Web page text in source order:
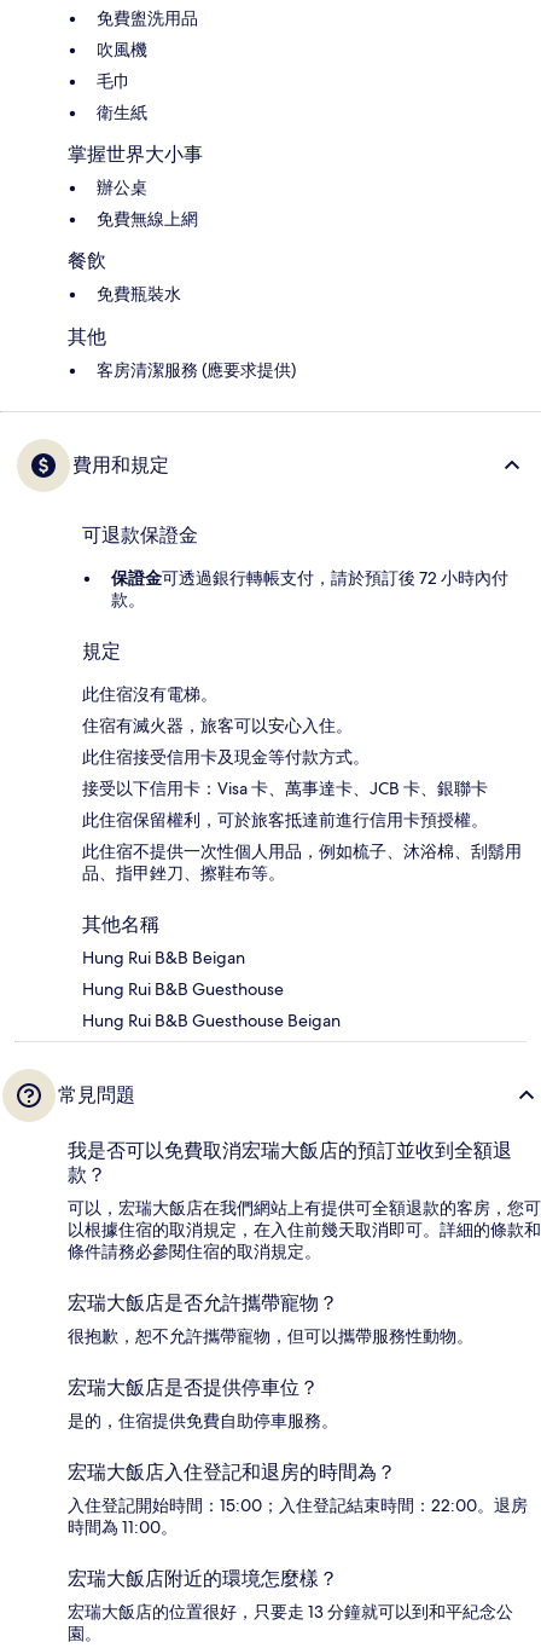
免費盥洗用品
吹風機
毛巾
衛生紙
掌握世界大小事
辦公桌
免費無線上網
餐飲
免費瓶裝水
其他
客房清潔服務 (應要求提供)
費用和規定
可退款保證金
保證金可透過銀行轉帳支付，請於預訂後 72 小時內付
款。
規定
此住宿沒有電梯。
住宿有滅火器，旅客可以安心入住。
此住宿接受信用卡及現金等付款方式。
接受以下信用卡：Visa 卡、萬事達卡、JCB 卡、銀聯卡
此住宿保留權利，可於旅客抵達前進行信用卡預授權。
此住宿不提供一次性個人用品，例如梳子、沐浴棉、刮鬍用
品、指甲銼刀、擦鞋布等。
其他名稱
Hung Rui B&B Beigan
Hung Rui B&B Guesthouse
Hung Rui B&B Guesthouse Beigan
常見問題
我是否可以免費取消宏瑞大飯店的預訂並收到全額退
款？
可以，宏瑞大飯店在我們網站上有提供可全額退款的客房，您可
以根據住宿的取消規定，在入住前幾天取消即可。詳細的條款和
條件請務必參閱住宿的取消規定。
宏瑞大飯店是否允許攜帶寵物？
很抱歉，恕不允許攜帶寵物，但可以攜帶服務性動物。
宏瑞大飯店是否提供停車位？
是的，住宿提供免費自助停車服務。
宏瑞大飯店入住登記和退房的時間為？
入住登記開始時間：15:00；入住登記結束時間：22:00。退房
時間為 11:00。
宏瑞大飯店附近的環境怎麼樣？
宏瑞大飯店的位置很好，只要走 13 分鐘就可以到和平紀念公
園。